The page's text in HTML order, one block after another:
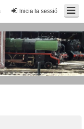
Inicia la sessió